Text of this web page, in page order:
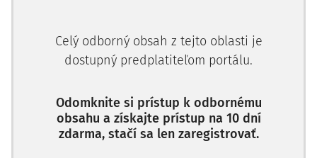
Celý odborný obsah z tejto oblasti je
dostupný predplatiteľom portálu.
Odomknite si prístup k odbornému
obsahu a získajte prístup na 10 dní
zdarma, stačí sa len zaregistrovať.